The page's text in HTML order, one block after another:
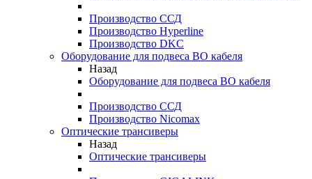
Производство ССД
Производство Hyperline
Производство DKC
Оборудование для подвеса ВО кабеля
Назад
Оборудование для подвеса ВО кабеля
Производство ССД
Производство Nicomax
Оптические трансиверы
Назад
Оптические трансиверы